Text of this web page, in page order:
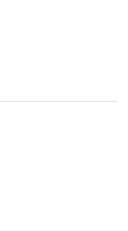
моющих средств.